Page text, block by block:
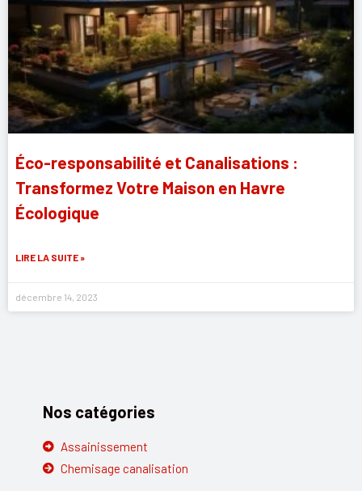
Éco-responsabilité et Canalisations :
Transformez Votre Maison en Havre
Écologique
LIRE LA SUITE »
décembre 14, 2023
Nos catégories
Assainissement
Chemisage canalisation